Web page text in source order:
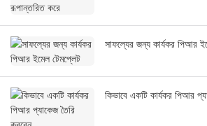
সাফল্যের জন্য কার্যকর পিআর
কিভাবে একটি কার্যকর পিআর